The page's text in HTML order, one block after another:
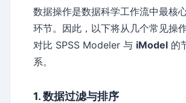
数据操作是数据科学工作流中最核
环节。因此，以下将从几个常见操
对比 SPSS Modeler 与 iModel 的
系。
1. 数据过滤与排序